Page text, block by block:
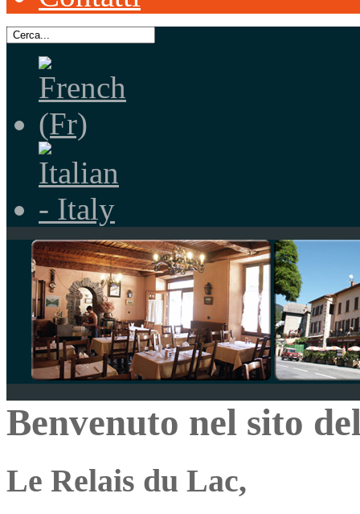
Benvenuto nel sito
Le Relais du Lac,